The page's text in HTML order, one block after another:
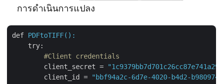
การดำเนินการแปลง
def PDFtoTIFF():
try:
        #Client credentials
client_secret =
client_id
= "bbf94a2c-6d7e-4020-b4d2-